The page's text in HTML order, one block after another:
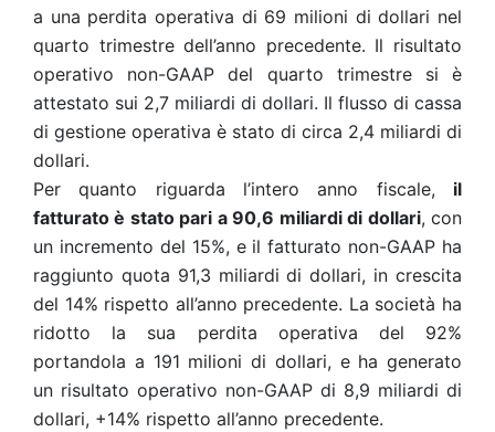
a una perdita operativa di 69 milioni di dollari nel
quarto trimestre dell’anno precedente. Il risultato
operativo non-GAAP del quarto trimestre si è
attestato sui 2,7 miliardi di dollari. Il flusso di cassa
di gestione operativa è stato di circa 2,4 miliardi di
dollari.
Per quanto riguarda l’intero anno fiscale, il
fatturato è stato pari a 90,6 miliardi di dollari, con
un incremento del 15%, e il fatturato non-GAAP ha
raggiunto quota 91,3 miliardi di dollari, in crescita
del 14% rispetto all’anno precedente. La società ha
ridotto la sua perdita operativa del 92%
portandola a 191 milioni di dollari, e ha generato
un risultato operativo non-GAAP di 8,9 miliardi di
dollari, +14% rispetto all’anno precedente.